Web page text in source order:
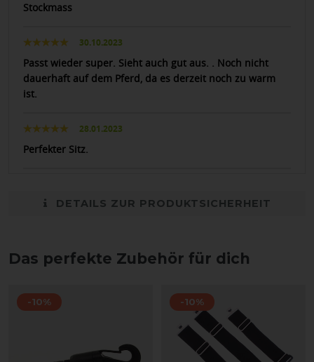
Stockmass
30.10.2023
Passt wieder super. Sieht auch gut aus. . Noch nicht
dauerhaft auf dem Pferd, da es derzeit noch zu warm
ist.
28.01.2023
Perfekter Sitz.
DETAILS ZUR PRODUKTSICHERHEIT
Das perfekte Zubehör für dich
-10% -10%